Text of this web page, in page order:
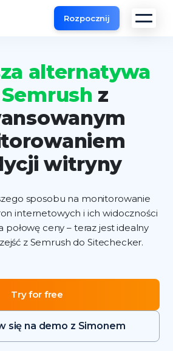
na stronie | SEO audit
Rozpocznij
alternatywa
z
witryny
sposobu na monitorowanie
internetowych i ich widoczności
połowę ceny – teraz jest idealny
z Semrush do Sitechecker.
Try for free
się na demo z Simonem